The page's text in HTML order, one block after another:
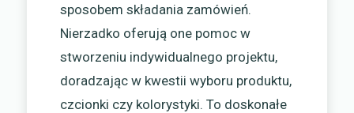
sposobem składania zamówień.
Nierzadko oferują one pomoc w
stworzeniu indywidualnego projektu,
doradzając w kwestii wyboru produktu,
czcionki czy kolorystyki. To doskonałe